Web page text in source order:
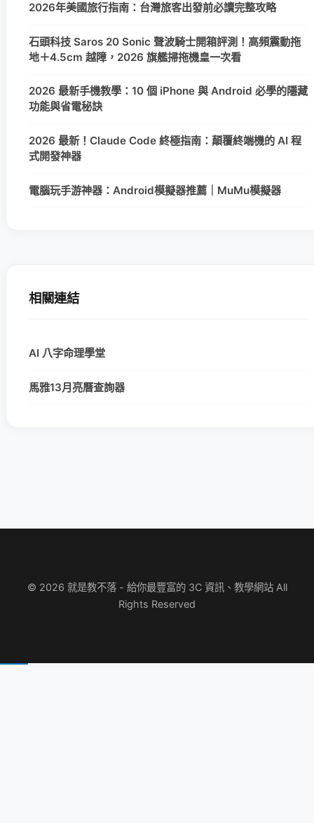
2026年美國旅行指南：台灣旅客出發前必讀完整攻略
石頭科技 Saros 20 Sonic 聲波騎士開箱評測！高頻震動拖
地＋4.5cm 越障，2026 旗艦掃拖機皇一次看
2026 最新手機教學：10 個 iPhone 與 Android 必學的隱藏
功能與省電秘訣
2026 最新！Claude Code 終極指南：顛覆終端機的 AI 程
式開發神器
電腦玩手游神器：Android模擬器推薦｜MuMu模擬器
相關連結
AI 八字命理學堂
馬雅13月亮曆查詢器
© 2026 就是教不落 - 給你最豐富的 3C 資訊、教學網站 All
Rights Reserved